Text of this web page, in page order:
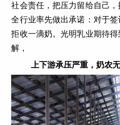
社会责任，把压力留给自己
全行业率先做出承诺：对于
拒收一滴奶。光明乳业期待
解，
上下游承压严重，奶农